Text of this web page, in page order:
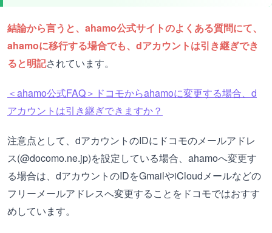
結論から言うと、ahamo公式サイトのよくある質問にて、
ahamoに移行する場合でも、dアカウントは引き継ぎでき
ると明記されています。
＜ahamo公式FAQ＞ドコモからahamoに変更する場合、d
アカウントは引き継ぎできますか？
注意点として、dアカウントのIDにドコモのメールアドレ
ス(@docomo.ne.jp)を設定している場合、ahamoへ変更す
る場合は、dアカウントのIDをGmailやiCloudメールなどの
フリーメールアドレスへ変更することをドコモではおすす
めしています。